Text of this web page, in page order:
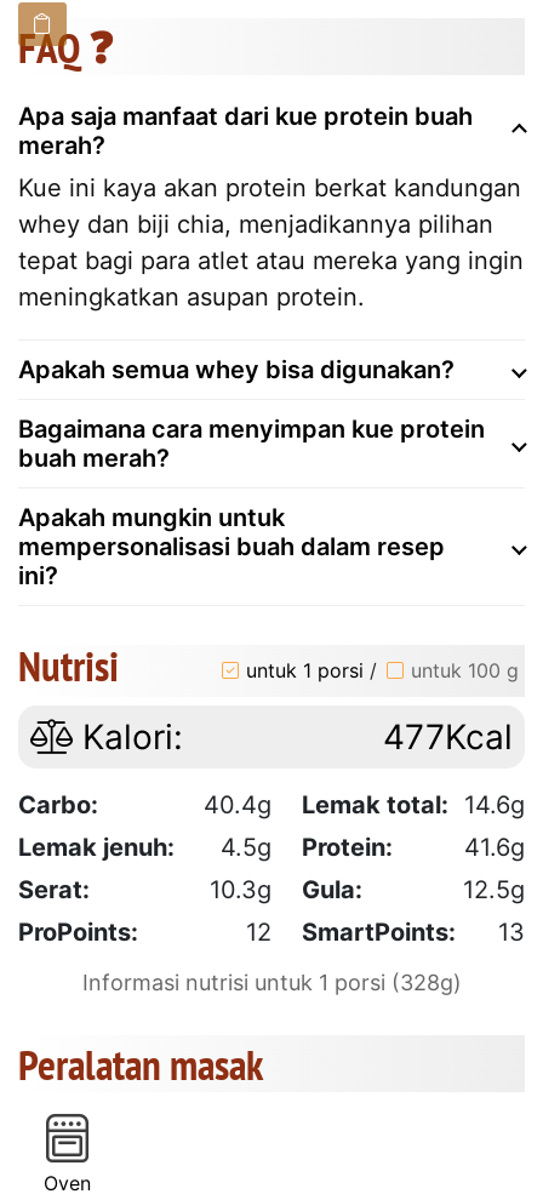
FAQ ❓
Apa saja manfaat dari kue protein buah
merah?
Kue ini kaya akan protein berkat kandungan
whey dan biji chia, menjadikannya pilihan
tepat bagi para atlet atau mereka yang ingin
meningkatkan asupan protein.
Apakah semua whey bisa digunakan?
Bagaimana cara menyimpan kue protein
buah merah?
Apakah mungkin untuk
mempersonalisasi buah dalam resep
ini?
Nutrisi untuk 1 porsi / untuk 100 g
Kalori: 477Kcal
Carbo: 40.4g Lemak total:
14.6g
Lemak jenuh:
4.5g Protein:
41.6g
Serat:
10.3g Gula:
12.5g
ProPoints:
12 SmartPoints: 13
Informasi nutrisi untuk 1 porsi (328g)
Peralatan masak
Oven